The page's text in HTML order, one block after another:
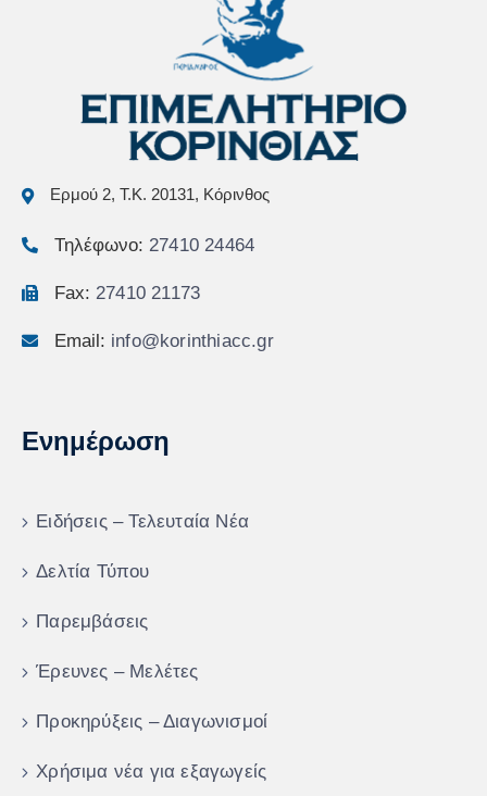
Ερμού 2, Τ.Κ. 20131, Κόρινθος
Τηλέφωνο: 27410 24464
Fax: 27410 21173
Email: info@korinthiacc.gr
Ενημέρωση
Ειδήσεις – Τελευταία Νέα
Δελτία Τύπου
Παρεμβάσεις
Έρευνες – Μελέτες
Προκηρύξεις – Διαγωνισμοί
Χρήσιμα νέα για εξαγωγείς